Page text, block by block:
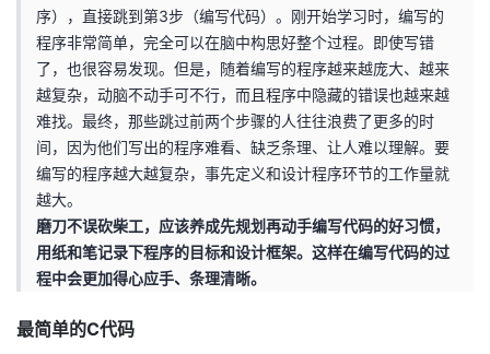
序），直接跳到第3步（编写代码）。刚开始学习时，编写的
程序非常简单，完全可以在脑中构思好整个过程。即使写错
了，也很容易发现。但是，随着编写的程序越来越庞大、越来
越复杂，动脑不动手可不行，而且程序中隐藏的错误也越来越
难找。最终，那些跳过前两个步骤的人往往浪费了更多的时
间，因为他们写出的程序难看、缺乏条理、让人难以理解。要
编写的程序越大越复杂，事先定义和设计程序环节的工作量就
越大。
磨刀不误砍柴工，应该养成先规划再动手编写代码的好习惯，
用纸和笔记录下程序的目标和设计框架。这样在编写代码的过
程中会更加得心应手、条理清晰。
最简单的C代码